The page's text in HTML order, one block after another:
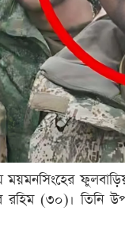
ময়মনসিংহের
(৩০)। তিনি